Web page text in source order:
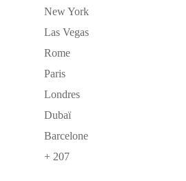
New York
Las Vegas
Rome
Paris
Londres
Dubaï
Barcelone
+ 207